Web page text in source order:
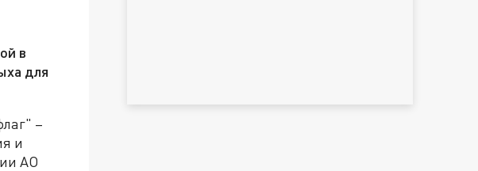
в
для
–
и
АО